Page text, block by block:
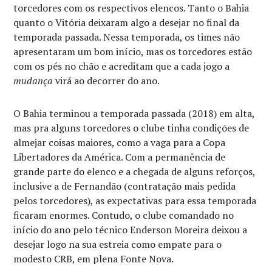
torcedores com os respectivos elencos. Tanto o Bahia
quanto o Vitória deixaram algo a desejar no final da
temporada passada. Nessa temporada, os times não
apresentaram um bom início, mas os torcedores estão
com os pés no chão e acreditam que a cada jogo a
mudança virá ao decorrer do ano.
O Bahia terminou a temporada passada (2018) em alta,
mas pra alguns torcedores o clube tinha condições de
almejar coisas maiores, como a vaga para a Copa
Libertadores da América. Com a permanência de
grande parte do elenco e a chegada de alguns reforços,
inclusive a de Fernandão (contratação mais pedida
pelos torcedores), as expectativas para essa temporada
ficaram enormes. Contudo, o clube comandado no
início do ano pelo técnico Enderson Moreira deixou a
desejar logo na sua estreia como empate para o
modesto CRB, em plena Fonte Nova.